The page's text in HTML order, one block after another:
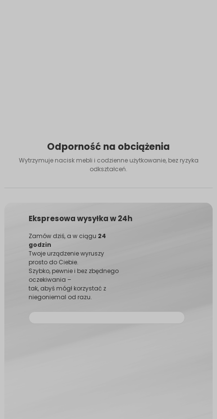
Odporność na obciążenia
Wytrzymuje nacisk mebli i codzienne użytkowanie, bez ryzyka
odkształceń.
Ekspresowa wysyłka w 24h
Zamów dziś, a w ciągu 24
godzin
Twoje urządzenie wyruszy
prosto do Ciebie.
Szybko, pewnie i bez zbędnego
oczekiwania –
tak, abyś mógł korzystać z
niegoniemal od razu.